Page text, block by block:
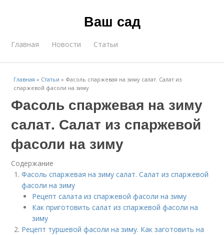
Ваш сад
Главная Новости Статьи
Главная » Статьи » Фасоль спаржевая на зиму салат. Салат из
спаржевой фасоли на зиму
Фасоль спаржевая на зиму
салат. Салат из спаржевой
фасоли на зиму
Содержание
Фасоль спаржевая на зиму салат. Салат из спаржевой
фасоли на зиму
Рецепт салата из спаржевой фасоли на зиму
Как приготовить салат из спаржевой фасоли на
зиму
Рецепт туршевой фасоли на зиму. Как заготовить на